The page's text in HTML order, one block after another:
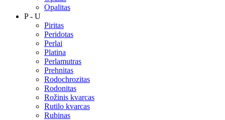
Opalitas
P - U
Piritas
Peridotas
Perlai
Platina
Perlamutras
Prehnitas
Rodochrozitas
Rodonitas
Rožinis kvarcas
Rutilo kvarcas
Rubinas